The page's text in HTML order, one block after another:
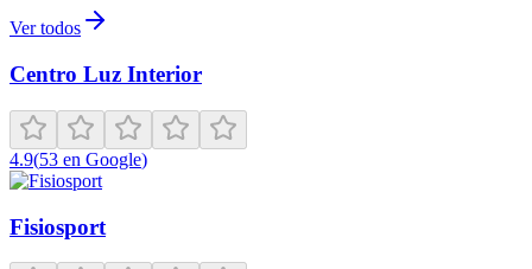
Ver todos
Centro Luz Interior
4.9(53 en Google)
Fisiosport